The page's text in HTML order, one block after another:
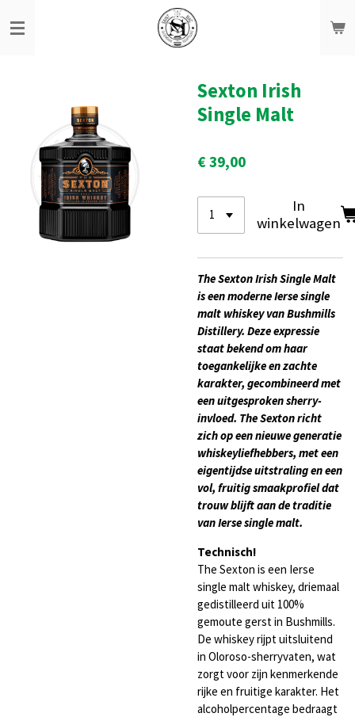
direct
Sexton Irish
Single Malt
€ 39,00
In
winkelwagen
The Sexton Irish Single Malt
is een moderne Ierse single
malt whiskey vanBushmills
Distillery. Deze expressie
staat bekend om haar
toegankelijke en zachte
karakter, gecombineerd met
een uitgesproken sherry-
invloed. The Sexton richt
zich op een nieuwe generatie
whiskeyliefhebbers, met een
eigentijdse uitstraling en een
vol, fruitig smaakprofiel dat
trouw blijft aan de traditie
van Ierse single malt.
Technisch!
The Sexton is een Ierse
single malt whiskey, driemaal
gedistilleerd uit 100%
gemoute gerst in Bushmills.
De whiskey rijpt uitsluitend
in Oloroso-sherryvaten, wat
zorgt voor zijn kenmerkende
rijke en fruitige karakter. Het
alcoholpercentage bedraagt